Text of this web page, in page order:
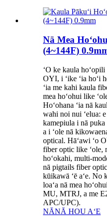
Nā Mea
(4~144F)
ʻO ke kaula
OYI, i ʻike ʻia hoʻi
ʻia me kahi kaula
mea hoʻohui like
Hoʻohana ʻia nā
wahi noi nui ʻelua:
kamepiula i nā puka
a i ʻole nā
optical. Hāʻawi ʻo
fiber optic like ʻole,
hoʻokahi, multi-
nā pigtails fiber
kūikawā ʻē aʻe. No
loaʻa nā mea
MU, MTRJ, a me
APC/UPC).
NĀNĀ HOU AʻE